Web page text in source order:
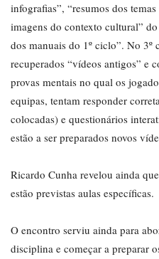
infografias”, “resumos dos
imagens do contexto cultural”
dos manuais do 1º ciclo”. No 3º
recuperados “vídeos antigos” e
provas mentais no qual os
equipas, tentam responder
colocadas) e questionários
estão a ser preparados novos
Ricardo Cunha revelou ainda
estão previstas aulas específicas.
O encontro serviu ainda para
disciplina e começar a preparar